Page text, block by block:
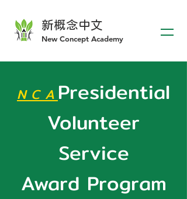
新概念中文
​New Concept Academy
N C A Presidential
Volunteer
Service
Award Program